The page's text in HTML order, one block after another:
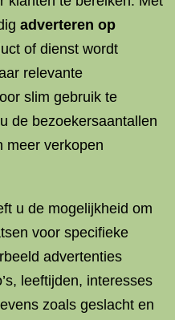
adverteren op
of dienst wordt
relevante
slim gebruik te
de bezoekersaantallen
meer verkopen
u de mogelijkheid om
voor specifieke
advertenties
leeftijden, interesses
zoals geslacht en